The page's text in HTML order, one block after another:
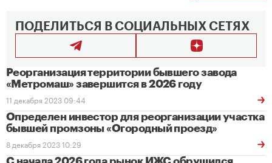
ПОДЕЛИТЬСЯ В СОЦИАЛЬНЫХ СЕТЯХ
Реорганизация территории бывшего завода
«Метромаш» завершится в 2026 году
11 декабря 2023 09:44
Определен инвестор для реорганизации участка
бывшей промзоны «Огородный проезд»
8 декабря 2023 10:29